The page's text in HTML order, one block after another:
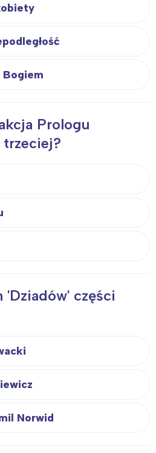
Bogiem
Prologu
trzeciej?
części
Norwid